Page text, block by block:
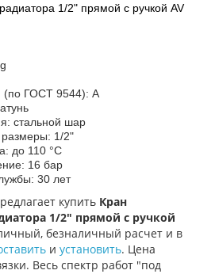
1/2" прямой с ручкой AV
(по ГОСТ 9544): А
стальной шар
1/2"
до 110 °С
16 бар
30 лет
купить Кран
1/2" прямой с ручкой
безналичный расчет и в
и установить. Цена
Весь спектр работ "под